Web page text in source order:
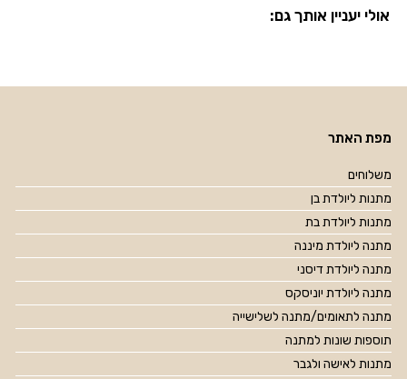
אולי יעניין אותך גם:
מפת האתר
משלוחים
מתנות ליולדת בן
מתנות ליולדת בת
מתנה ליולדת מיננה
מתנה ליולדת דיסני
מתנה ליולדת יוניסקס
מתנה לתאומים/מתנה לשלישייה
תוספות שונות למתנה
מתנות לאישה ולגבר